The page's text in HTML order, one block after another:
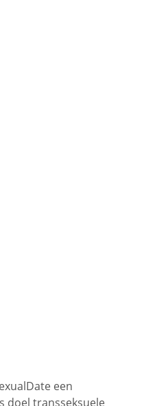
een
doel transseksuele